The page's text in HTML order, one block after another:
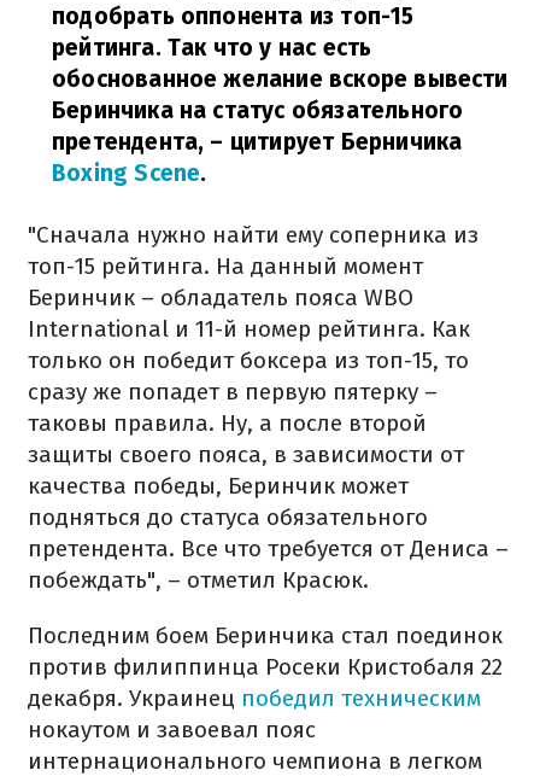
подобрать оппонента из топ-15
рейтинга. Так что у нас есть
обоснованное желание вскоре вывести
Беринчика на статус обязательного
претендента, – цитирует Берничика
Boxing Scene.
"Сначала нужно найти ему соперника из
топ-15 рейтинга. На данный момент
Беринчик – обладатель пояса WBO
International и 11-й номер рейтинга. Как
только он победит боксера из топ-15, то
сразу же попадет в первую пятерку –
таковы правила. Ну, а после второй
защиты своего пояса, в зависимости от
качества победы, Беринчик может
подняться до статуса обязательного
претендента. Все что требуется от Дениса –
побеждать", – отметил Красюк.
Последним боем Беринчика стал поединок
против филиппинца Росеки Кристобаля 22
декабря. Украинец победил техническим
нокаутом и завоевал пояс
интернационального чемпиона в легком